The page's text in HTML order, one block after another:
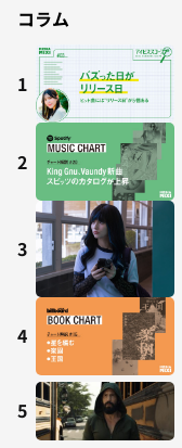
コラム
1
2
3
4
5